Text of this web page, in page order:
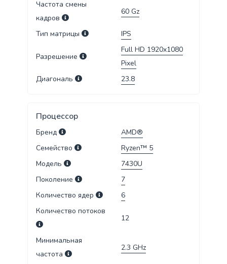
Частота смены
кадров
60 Gz
Тип матрицы IPS
Разрешение
Full HD 1920x1080
Pixel
Диагональ
23.8
Процессор
Бренд
AMD®
Семейство
Ryzen™ 5
Модель
7430U
Поколение
7
Количество ядер
6
Количество потоков
12
Минимальная
частота
2.3 GHz